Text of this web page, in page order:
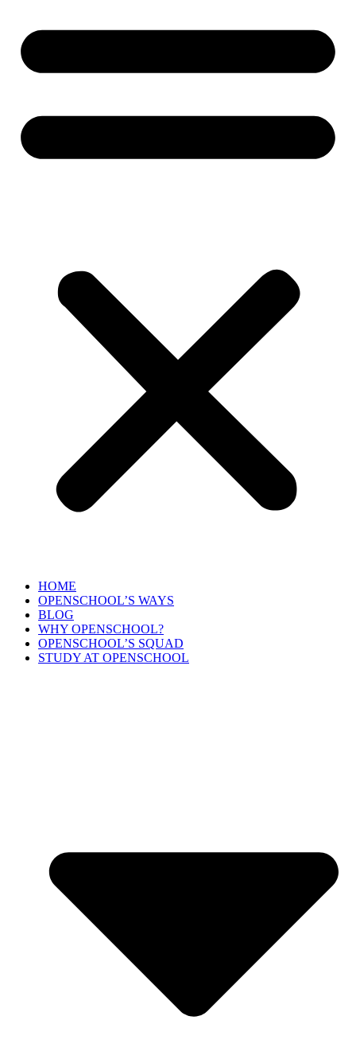
HOME
OPENSCHOOL’S WAYS
BLOG
WHY OPENSCHOOL?
OPENSCHOOL’S SQUAD
STUDY AT OPENSCHOOL